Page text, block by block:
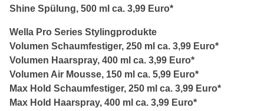
Shine Spülung, 500 ml ca. 3,99 Euro*
Wella Pro Series Stylingprodukte
Volumen Schaumfestiger, 250 ml ca. 3,99 Euro*
Volumen Haarspray, 400 ml ca. 3,99 Euro*
Volumen Air Mousse, 150 ml ca. 5,99 Euro*
Max Hold Schaumfestiger, 250 ml ca. 3,99 Euro*
Max Hold Haarspray, 400 ml ca. 3,99 Euro*